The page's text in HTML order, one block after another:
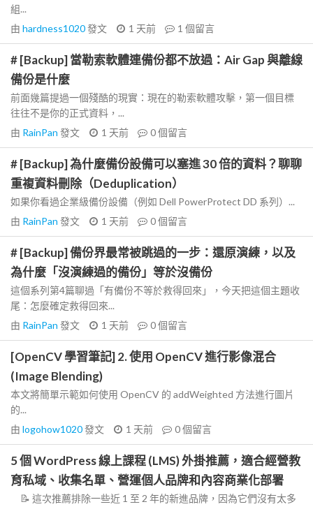
組...
由 hardness1020發文 1 天前 1 個留言
# [Backup] 當勒索軟體連備份都不放過：Air Gap 與離線
備份是什麼
前面幾篇提過一個殘酷的現實：現在的勒索軟體攻擊，第一個目標
往往不是你的正式資料，...
由 RainPan 發文 1 天前 0個留言
# [Backup] 為什麼備份設備可以塞進 30 倍的資料？聊聊
重複資料刪除（Deduplication）
如果你看過企業級備份設備（例如 Dell PowerProtect DD 系列）...
由 RainPan 發文 1 天前 0個留言
# [Backup] 備份界最常被跳過的一步：還原演練，以及
為什麼「沒演練過的備份」等於沒備份
這個系列第4篇聊過「有備份不等於救得回來」，今天把這個主題收
尾：怎麼確定救得回來...
由 RainPan 發文 1 天前 0個留言
[OpenCV 學習筆記] 2. 使用 OpenCV 進行影像混合
(Image Blending)
本文將簡單示範如何使用 OpenCV 的 addWeighted 方法進行圖片
的...
由 logohow1020發文 1 天前 0個留言
5 個 WordPress 線上課程 (LMS) 外掛推薦，適合經營教
育私域、收集名單、營運個人品牌和內容商業化部署
📝 這次推薦排除一些近 1 至 2 年的新進品牌，因為它們沒有太多